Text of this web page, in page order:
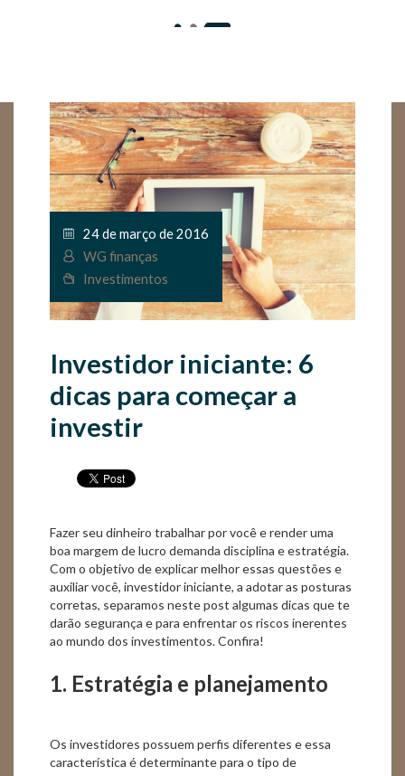
24 de março de 2016
WG finanças
Investimentos
Investidor iniciante: 6
dicas para começar a
investir
Fazer seu dinheiro trabalhar por você e render uma
boa margem de lucro demanda disciplina e estratégia.
Com o objetivo de explicar melhor essas questões e
auxiliar você, investidor iniciante, a adotar as posturas
corretas, separamos neste post algumas dicas que te
darão segurança e para enfrentar os riscos inerentes
ao mundo dos investimentos. Confira!
1. Estratégia e planejamento
Os investidores possuem perfis diferentes e essa
característica é determinante para o tipo de